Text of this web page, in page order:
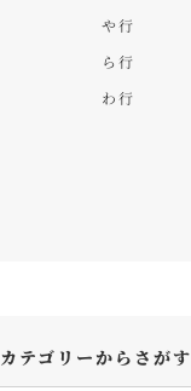
や行
ら行
わ行
カテゴリーからさがす